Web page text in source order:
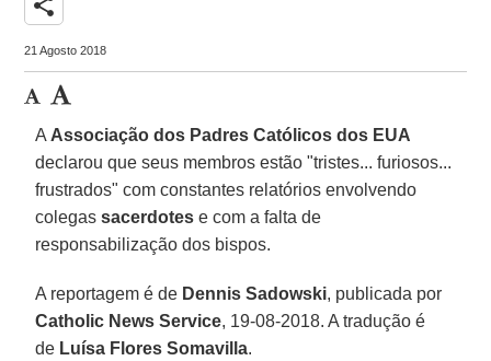
21 Agosto 2018
A Associação dos Padres Católicos dos EUA
declarou que seus membros estão "tristes... furiosos...
frustrados" com constantes relatórios envolvendo
colegassacerdotes e com a falta de
responsabilização dos bispos.
A reportagem é de Dennis Sadowski, publicada por
Catholic News Service, 19-08-2018. A tradução é
de Luísa Flores Somavilla.